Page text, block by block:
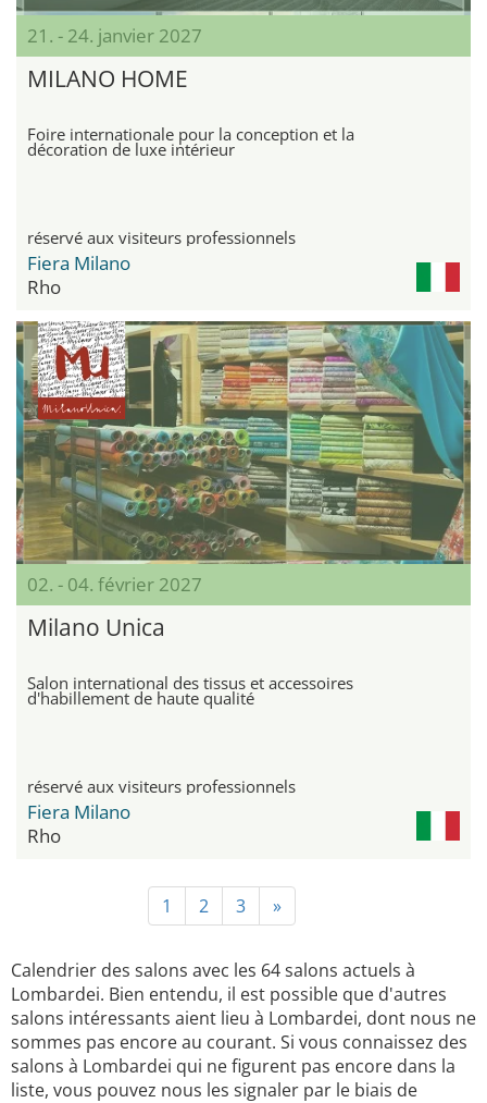
21. - 24. janvier 2027
MILANO HOME
Foire internationale pour la conception et la
décoration de luxe intérieur
réservé aux visiteurs professionnels
Fiera Milano
Rho
02. - 04. février 2027
Milano Unica
Salon international des tissus et accessoires
d'habillement de haute qualité
réservé aux visiteurs professionnels
Fiera Milano
Rho
1 2 3 »
Calendrier des salons avec les 64 salons actuels à
Lombardei. Bien entendu, il est possible que d'autres
salons intéressants aient lieu à Lombardei, dont nous ne
sommes pas encore au courant. Si vous connaissez des
salons à Lombardei qui ne figurent pas encore dans la
liste, vous pouvez nous les signaler par le biais de